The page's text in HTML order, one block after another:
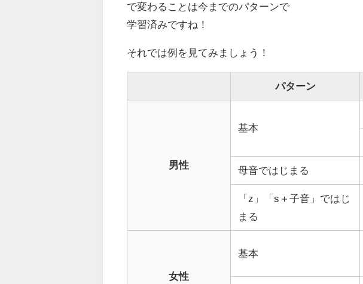
で変わることは今までのパターンで
学習済みですね！
それでは例を見てみましょう！
パターン
男性
基本
母音ではじまる
「z」「s＋子音」ではじ
まる
女性
基本